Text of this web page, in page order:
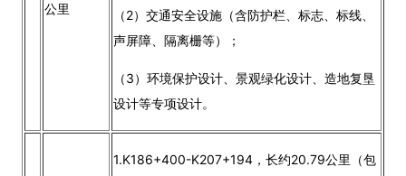
公里
（2）交通安全设施（含防护栏、标志、标线、
声屏障、隔离栅等）；
（3）环境保护设计、景观绿化设计、造地复垦
设计等专项设计。
1.K186+400-K207+194，长约20.79公里（包